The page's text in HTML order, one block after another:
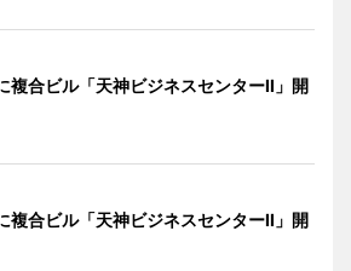
複合ビル「天神ビジネスセンターII」開
複合ビル「天神ビジネスセンターII」開